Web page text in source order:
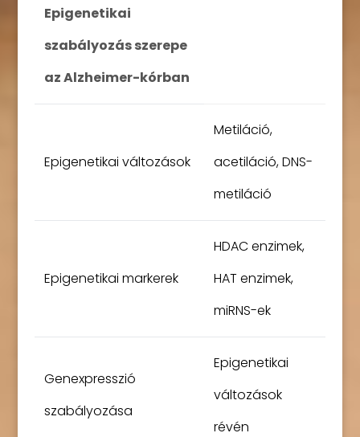
Epigenetikai
szabályozás szerepe
az Alzheimer-kórban
Epigenetikai változások
Metiláció,
acetiláció, DNS-
metiláció
Epigenetikai markerek
HDAC enzimek,
HAT enzimek,
miRNS-ek
Genexpresszió
szabályozása
Epigenetikai
változások
révén